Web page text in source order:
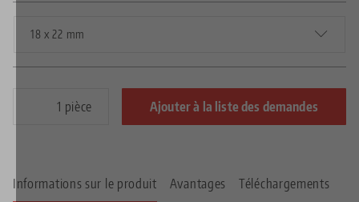
18 x 22 mm
pièce Ajouter à la liste des demandes
Informations sur le produit Avantages Téléchargements